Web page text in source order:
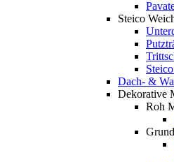
Steico
Dach- &
Dekorative
Roh